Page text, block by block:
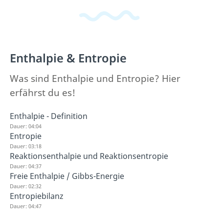
Enthalpie & Entropie
Was sind Enthalpie und Entropie? Hier
erfährst du es!
Enthalpie - Definition
Dauer: 04:04
Entropie
Dauer: 03:18
Reaktionsenthalpie und Reaktionsentropie
Dauer: 04:37
Freie Enthalpie / Gibbs-Energie
Dauer: 02:32
Entropiebilanz
Dauer: 04:47